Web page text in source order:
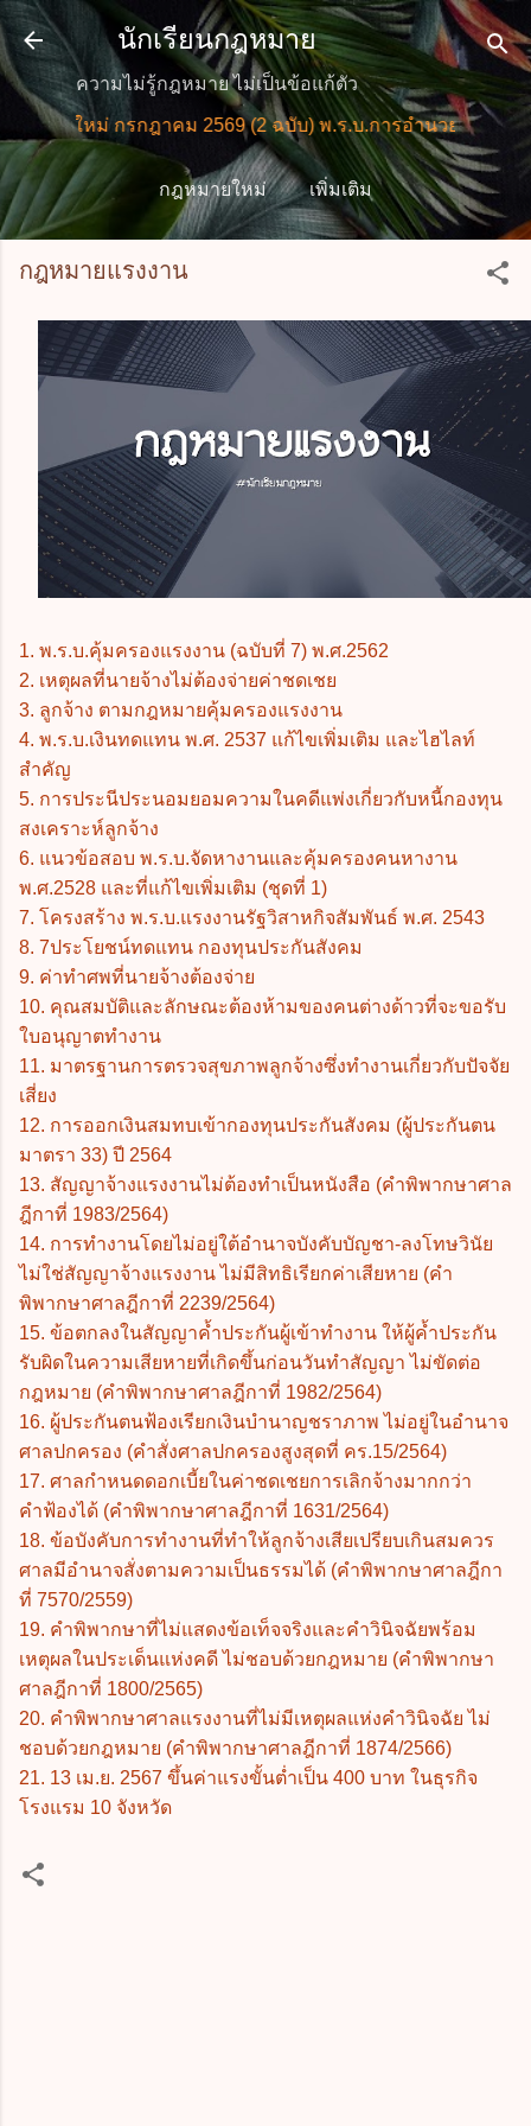
ข้ามไปที่เนื้อหาหลัก
นักเรียนกฎหมาย
ความไม่รู้กฎหมาย ไม่เป็นข้อแก้ตัว
ายใหม่ กรกฎาคม 2569 (2 ฉบับ) พ.ร.บ.การอำนวยการความส
กฎหมายใหม่ เพิ่มเติม
กฎหมายแรงงาน
1. พ.ร.บ.คุ้มครองแรงงาน (ฉบับที่ 7) พ.ศ.2562
2. เหตุผลที่นายจ้างไม่ต้องจ่ายค่าชดเชย
3. ลูกจ้าง ตามกฎหมายคุ้มครองแรงงาน
4. พ.ร.บ.เงินทดแทน พ.ศ. 2537 แก้ไขเพิ่มเติม และไฮไลท์
สำคัญ
5. การประนีประนอมยอมความในคดีแพ่งเกี่ยวกับหนี้กองทุน
สงเคราะห์ลูกจ้าง
6. แนวข้อสอบ พ.ร.บ.จัดหางานและคุ้มครองคนหางาน
พ.ศ.2528 และที่แก้ไขเพิ่มเติม (ชุดที่ 1)
7. โครงสร้าง พ.ร.บ.แรงงานรัฐวิสาหกิจสัมพันธ์ พ.ศ. 2543
8. 7ประโยชน์ทดแทน กองทุนประกันสังคม
9. ค่าทำศพที่นายจ้างต้องจ่าย
10. คุณสมบัติและลักษณะต้องห้ามของคนต่างด้าวที่จะขอรับ
ใบอนุญาตทำงาน
11. มาตรฐานการตรวจสุขภาพลูกจ้างซึ่งทำงานเกี่ยวกับปัจจัย
เสี่ยง
12. การออกเงินสมทบเข้ากองทุนประกันสังคม (ผู้ประกันตน
มาตรา 33) ปี 2564
13. สัญญาจ้างแรงงานไม่ต้องทำเป็นหนังสือ (คำพิพากษาศาล
ฎีกาที่ 1983/2564)
14. การทำงานโดยไม่อยู่ใต้อำนาจบังคับบัญชา-ลงโทษวินัย
ไม่ใช่สัญญาจ้างแรงงาน ไม่มีสิทธิเรียกค่าเสียหาย (คำ
พิพากษาศาลฎีกาที่ 2239/2564)
15. ข้อตกลงในสัญญาค้ำประกันผู้เข้าทำงาน ให้ผู้ค้ำประกัน
รับผิดในความเสียหายที่เกิดขึ้นก่อนวันทำสัญญา ไม่ขัดต่อ
กฎหมาย (คำพิพากษาศาลฎีกาที่ 1982/2564)
16. ผู้ประกันตนฟ้องเรียกเงินบำนาญชราภาพ ไม่อยู่ในอำนาจ
ศาลปกครอง (คำสั่งศาลปกครองสูงสุดที่ คร.15/2564)
17. ศาลกำหนดดอกเบี้ยในค่าชดเชยการเลิกจ้างมากกว่า
คำฟ้องได้ (คำพิพากษาศาลฎีกาที่ 1631/2564)
18. ข้อบังคับการทำงานที่ทำให้ลูกจ้างเสียเปรียบเกินสมควร
ศาลมีอำนาจสั่งตามความเป็นธรรมได้ (คำพิพากษาศาลฎีกา
ที่ 7570/2559)
19. คำพิพากษาที่ไม่แสดงข้อเท็จจริงและคำวินิจฉัยพร้อม
เหตุผลในประเด็นแห่งคดี ไม่ชอบด้วยกฎหมาย (คำพิพากษา
ศาลฎีกาที่ 1800/2565)
20. คำพิพากษาศาลแรงงานที่ไม่มีเหตุผลแห่งคำวินิจฉัย ไม่
ชอบด้วยกฎหมาย (คำพิพากษาศาลฎีกาที่ 1874/2566)
21. 13 เม.ย. 2567 ขึ้นค่าแรงขั้นต่ำเป็น 400 บาท ในธุรกิจ
โรงแรม 10 จังหวัด